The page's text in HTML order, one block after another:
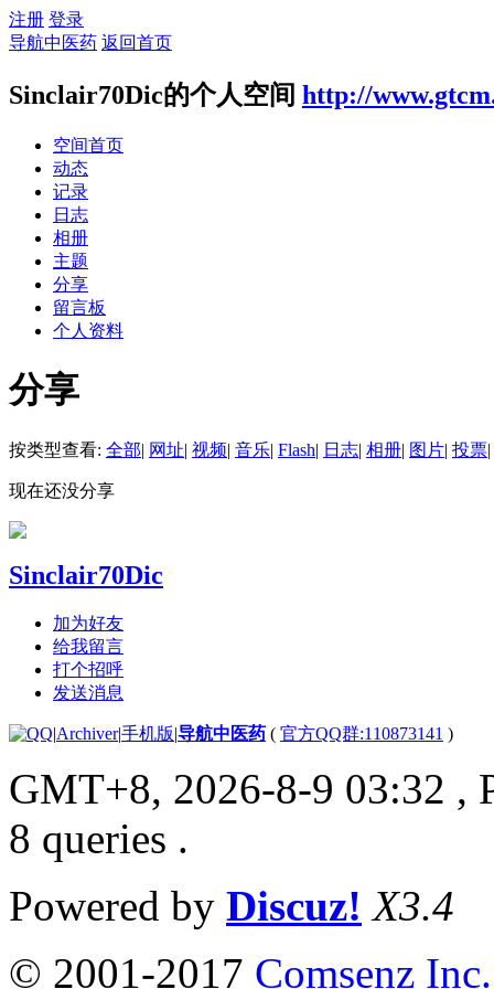
注册 登录
导航中医药 返回首页
Sinclair70Dic的个人空间 http://
空间首页
动态
记录
日志
相册
主题
分享
留言板
个人资料
分享
按类型查看: 全部| 网址| 视频| 音乐| Flash| 日志| 相册| 图片| 投票|
现在还没分享
Sinclair70Dic
加为好友
给我留言
打个招呼
发送消息
|Archiver|手机版|导航中医药 ( 官方QQ群:110873141 )
GMT+8, 2026-8-9 03:32 ,
8 queries .
Powered by Discuz! X3.4
© 2001-2017 Comsenz Inc.